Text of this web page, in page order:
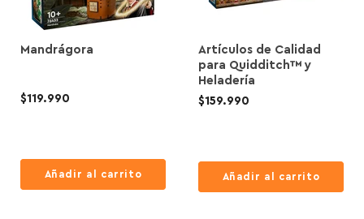
Mandrágora
$119.990
Añadir al carrito
Artículos de Calidad
para Quidditch™ y
Heladería
$159.990
Añadir al carrito